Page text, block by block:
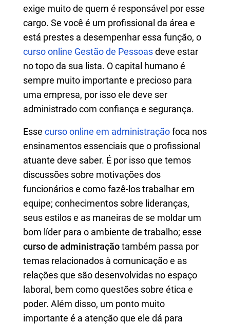
exige muito de quem é responsável por esse
cargo. Se você é um profissional da área e
está prestes a desempenhar essa função, o
curso online Gestão de Pessoasdeve estar
no topo da sua lista. O capital humano é
sempre muito importante e precioso para
uma empresa, por isso ele deve ser
administrado com confiança e segurança.
Esse curso online em administraçãofoca nos
ensinamentos essenciais que o profissional
atuante deve saber. É por isso que temos
discussões sobre motivações dos
funcionários e como fazê-los trabalhar em
equipe; conhecimentos sobre lideranças,
seus estilos e as maneiras de se moldar um
bom líder para o ambiente de trabalho; esse
curso de administraçãotambém passa por
temas relacionados à comunicação e as
relações que são desenvolvidas no espaço
laboral, bem como questões sobre ética e
poder. Além disso, um ponto muito
importante é a atenção que ele dá para